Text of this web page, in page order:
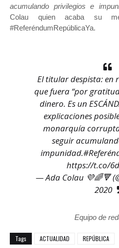
acumulando privilegios e
Colau quien acaba su
#ReferéndumRepúblicaYa.
El titular despista: en
que fuera “por
dinero. Es un
explicaciones
monarquía
seguir
impunidad.
https://t.co/
— Ada Colau 💜🌈🔻
2020
Equipo de
Tags ACTUALIDAD REPÚBLICA